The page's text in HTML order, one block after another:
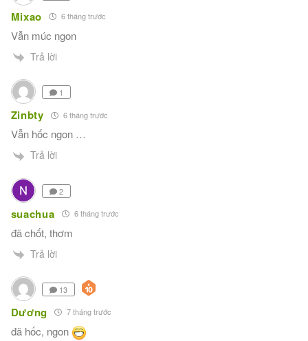
Mixao 6 tháng trước
Vẫn múc ngon
Trả lời
1
Zinbty 6 tháng trước
Vẫn hốc ngon …
Trả lời
2
suachua 6 tháng trước
đã chốt, thơm
Trả lời
13
Dương 7 tháng trước
đã hốc, ngon